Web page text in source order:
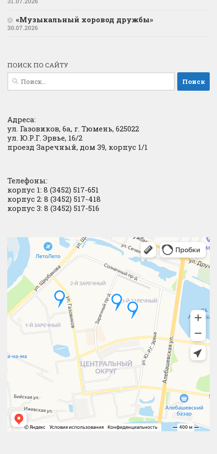
«Музыкальный хоровод дружбы»
30.07.2026
ПОИСК ПО САЙТУ
Найти:
Адреса:
ул. Газовиков, 6а, г. Тюмень, 625022
ул. Ю.Р.Г. Эрвье, 16/2
проезд Заречный, дом 39, корпус 1/1
Телефоны:
корпус 1: 8 (3452) 517-651
корпус 2: 8 (3452) 517-418
корпус 3: 8 (3452) 517-516